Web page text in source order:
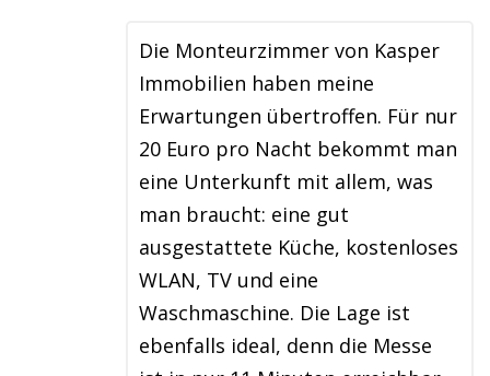
Die Monteurzimmer von Kasper
Immobilien haben meine
Erwartungen übertroffen. Für nur
20 Euro pro Nacht bekommt man
eine Unterkunft mit allem, was
man braucht: eine gut
ausgestattete Küche, kostenloses
WLAN, TV und eine
Waschmaschine. Die Lage ist
ebenfalls ideal, denn die Messe